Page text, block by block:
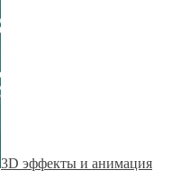
3D эффекты и анимация